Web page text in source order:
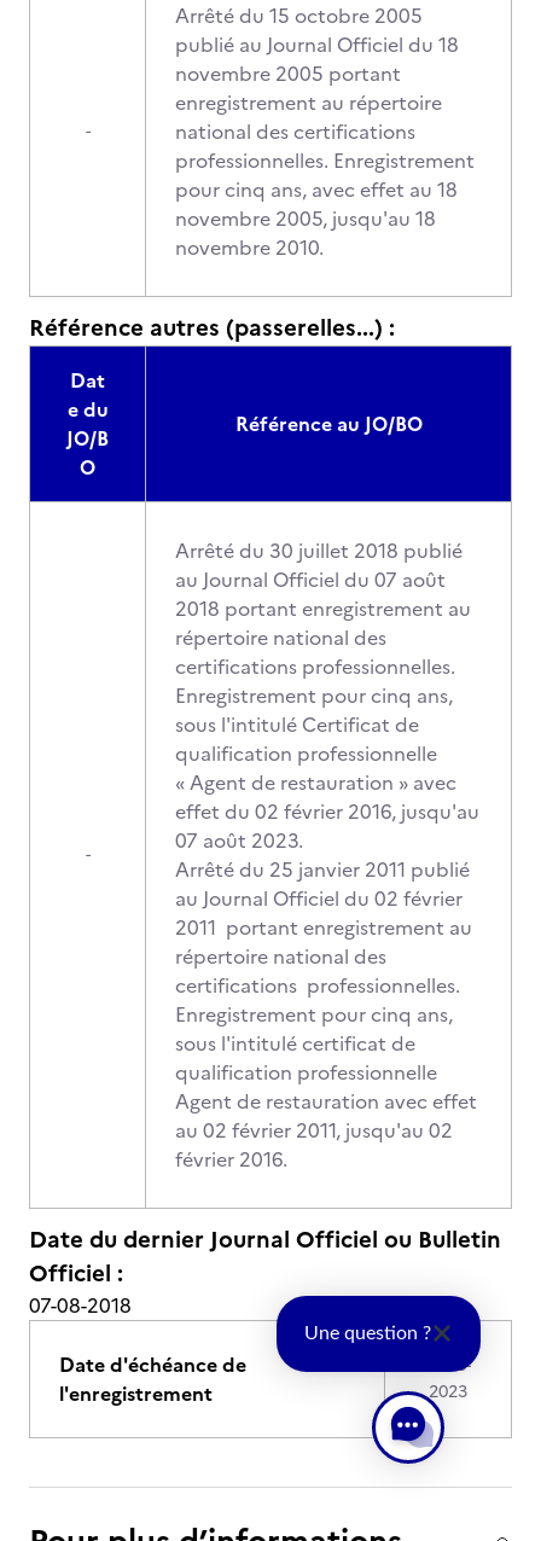
-
Arrêté du 15 octobre 2005
publié au Journal Officiel du 18
novembre 2005 portant
enregistrement au répertoire
national des certifications
professionnelles. Enregistrement
pour cinq ans, avec effet au 18
novembre 2005, jusqu'au 18
novembre 2010.
Référence autres (passerelles...) :
Dat
e du
JO/B
O
Référence au JO/BO
-
Arrêté du 30 juillet 2018 publié
au Journal Officiel du 07 août
2018 portant enregistrement au
répertoire national des
certifications professionnelles.
Enregistrement pour cinq ans,
sous l'intitulé Certificat de
qualification professionnelle
« Agent de restauration » avec
effet du 02 février 2016, jusqu'au
07 août 2023.
Arrêté du 25 janvier 2011 publié
au Journal Officiel du 02 février
2011 portant enregistrement au
répertoire national des
certifications professionnelles.
Enregistrement pour cinq ans,
sous l'intitulé certificat de
qualification professionnelle
Agent de restauration avec effet
au 02 février 2011, jusqu'au 02
février 2016.
Date du dernier Journal Officiel ou Bulletin
Officiel :
07-08-2018
Date d'échéance de
l'enregistrement
07-08-
2023
Une question ?